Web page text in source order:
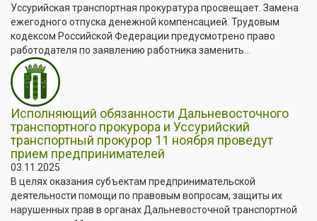
Уссурийская транспортная прокуратура просвещает. Замена
ежегодного отпуска денежной компенсацией. Трудовым
кодексом Российской Федерации предусмотрено право
работодателя по заявлению работника заменить...
Исполняющий обязанности Дальневосточного
транспортного прокурора и Уссурийский
транспортный прокурор 11 ноября проведут
прием предпринимателей
03.11.2025
В целях оказания субъектам предпринимательской
деятельности помощи по правовым вопросам, защиты их
нарушенных прав в органах Дальневосточной транспортной